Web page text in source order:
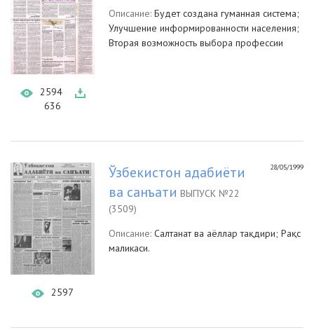
2594
636
Описание: Будет создана гуманная система;
Улучшение информированности населения;
Вторая возможность выбора профессии
2597
28/05/1999
Ўзбекистон адабиёти
ва санъати ВЫПУСК №22
(3509)
Описание: Салтанат ва аёллар тақдири; Рақс
маликаси.